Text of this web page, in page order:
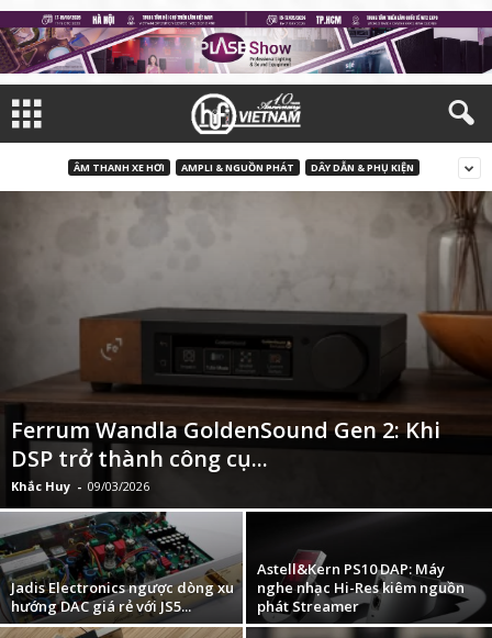
ÂM THANH XE HƠI AMPLI & NGUỒN PHÁT DÂY DẪN & PHỤ KIỆN
Ferrum Wandla GoldenSound Gen 2: Khi
DSP trở thành công cụ...
Khắc Huy - 09/03/2026
Jadis Electronics ngược dòng xu
hướng DAC giá rẻ với JS5...
Astell&Kern PS10 DAP: Máy
nghe nhạc Hi-Res kiêm nguồn
phát Streamer